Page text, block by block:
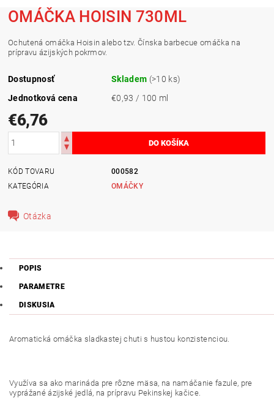
OMÁČKA HOISIN 730ML
Ochutená omáčka Hoisin alebo tzv. Čínska barbecue omáčka na
prípravu ázijských pokrmov.
Dostupnosť Skladem (>10 ks)
Jednotková cena
€0,93 / 100 ml
€6,76
KÓD TOVARU
000582
KATEGÓRIA
OMÁČKY
Otázka
POPIS
PARAMETRE
DISKUSIA
Aromatická omáčka sladkastej chuti s hustou konzistenciou.
Využíva sa ako marináda pre rôzne mäsa, na namáčanie fazule, pre
vyprážané ázijské jedlá, na prípravu Pekinskej kačice.